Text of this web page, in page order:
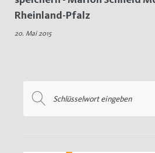
Kinder
schützen
Rheinland-Pfalz
20. Mai 2015
nach: